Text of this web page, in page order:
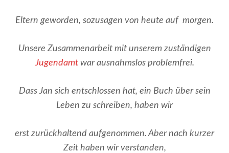
Eltern geworden, sozusagen von heute auf morgen.
Unsere Zusammenarbeit mit unserem zuständigen
Jugendamtwar ausnahmslos problemfrei.
Dass Jan sich entschlossen hat, ein Buch über sein
Leben zu schreiben, haben wir
erst zurückhaltend aufgenommen. Aber nach kurzer
Zeit haben wir verstanden,